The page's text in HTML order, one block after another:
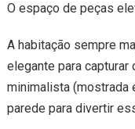
O espaço de peças
A habitação sempre
elegante para capturar
minimalista (mostrada
parede para divertir